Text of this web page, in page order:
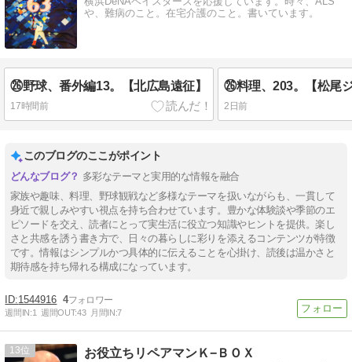
や、難病のこと。在宅介護のこと。書いています。
㉖野球、番外編13。【北広島遠征】
17時間前 2日前
このブログのここがポイント
多彩なテーマと実用的な情報を融合
家族や趣味、料理、野球観戦など多様なテーマを扱いながらも、一貫して
身近で親しみやすい視点を持ち合わせています。豊かな体験談や季節のエ
ピソードを交え、読者にとって実生活に役立つ知識やヒントを提供。楽し
さと共感を誘う書き方で、日々の暮らしに彩りを添えるコンテンツが特徴
です。情報はシンプルかつ具体的に伝えることを心掛け、読後は温かさと
期待感を持ち帰れる構成になっています。
1544916 4
週間IN:1 週間OUT:43 月間IN:7
13 お役立ちリペアマンＫ−ＢＯＸ